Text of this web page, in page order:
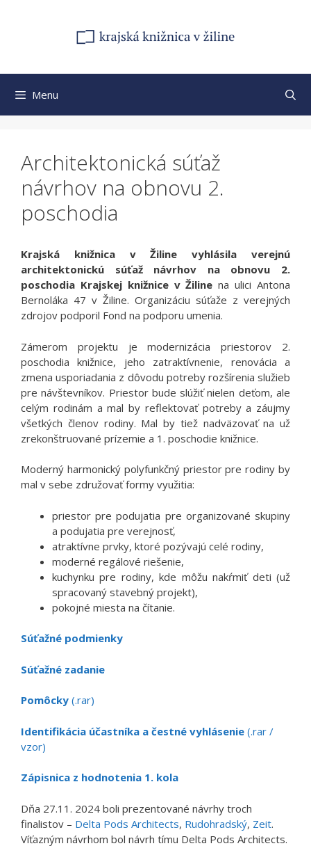
Menu
Architektonická súťaž
návrhov na obnovu 2.
poschodia
Krajská knižnica v Žiline vyhlásila verejnú
architektonickú súťaž návrhov na obnovu 2.
poschodia Krajskej knižnice v Žiline na ulici Antona
Bernoláka 47 v Žiline. Organizáciu súťaže z verejných
zdrojov podporil Fond na podporu umenia.
Zámerom projektu je modernizácia priestorov 2.
poschodia knižnice, jeho zatraktívnenie, renovácia a
zmena usporiadania z dôvodu potreby rozšírenia služieb
pre návštevníkov. Priestor bude slúžiť nielen deťom, ale
celým rodinám a mal by reflektovať potreby a záujmy
všetkých členov rodiny. Mal by tiež nadväzovať na už
zrekonštruované prízemie a 1. poschodie knižnice.
Moderný harmonický polyfunkčný priestor pre rodiny by
mal v sebe združovať formy využitia:
priestor pre podujatia pre organizované skupiny
a podujatia pre verejnosť,
atraktívne prvky, ktoré pozývajú celé rodiny,
moderné regálové riešenie,
kuchynku pre rodiny, kde môžu nakŕmiť deti (už
spracovaný stavebný projekt),
pokojné miesta na čítanie.
Súťažné podmienky
Súťažné zadanie
Pomôcky (.rar)
Identifikácia účastníka a čestné vyhlásenie (.rar /
vzor)
Zápisnica z hodnotenia 1. kola
Dňa 27.11. 2024 boli prezentované návrhy troch
finalistov – Delta Pods Architects, Rudohradský, Zeit.
Víťazným návrhom bol návrh tímu Delta Pods Architects.